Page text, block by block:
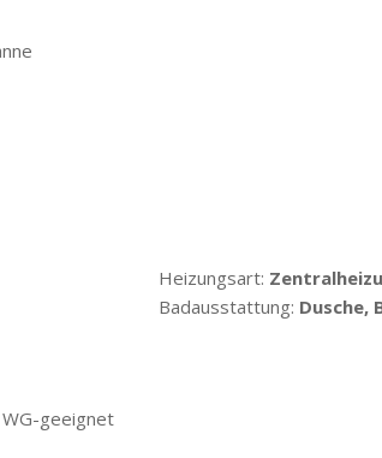
Heizungsart:
Badausstattung: Dusche,
WG-geeignet